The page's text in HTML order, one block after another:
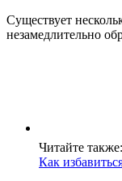
Существует
незамедлительно
Читайте также:
Как